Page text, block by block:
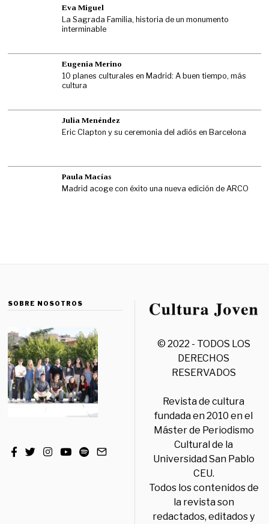
Eva Miguel
La Sagrada Familia, historia de un monumento
interminable
Eugenia Merino
10 planes culturales en Madrid: A buen tiempo, más
cultura
Julia Menéndez
Eric Clapton y su ceremonia del adiós en Barcelona
Paula Macías
Madrid acoge con éxito una nueva edición de ARCO
SOBRE NOSOTROS
© 2022 - TODOS LOS
DERECHOS
RESERVADOS
Revista de cultura
fundada en 2010 en el
Máster de Periodismo
Cultural de la
Universidad San Pablo
CEU.
Todos los contenidos de
la revista son
redactados, editados y